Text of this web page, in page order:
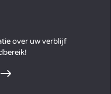
over uw verblijf